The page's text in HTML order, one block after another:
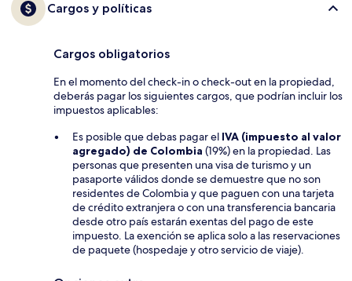
Cargos y políticas
Cargos obligatorios
En el momento del check-in o check-out en la propiedad,
deberás pagar los siguientes cargos, que podrían incluir los
impuestos aplicables:
Es posible que debas pagar el IVA (impuesto al valor
agregado) de Colombia (19%) en la propiedad. Las
personas que presenten una visa de turismo y un
pasaporte válidos donde se demuestre que no son
residentes de Colombia y que paguen con una tarjeta
de crédito extranjera o con una transferencia bancaria
desde otro país estarán exentas del pago de este
impuesto. La exención se aplica solo a las reservaciones
de paquete (hospedaje y otro servicio de viaje).